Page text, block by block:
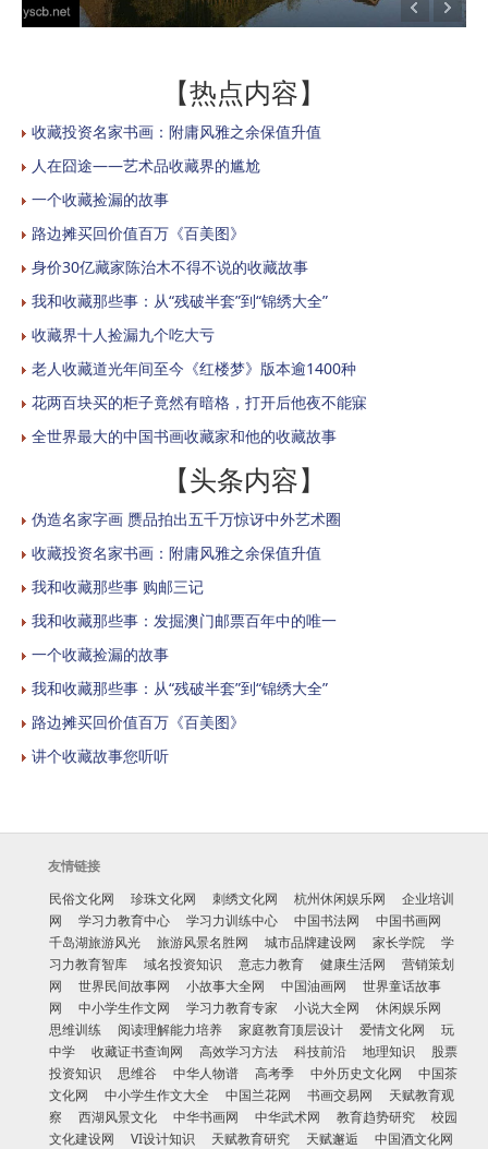
【热点内容】
收藏投资名家书画：附庸风雅之余保值升值
人在囧途——艺术品收藏界的尴尬
一个收藏捡漏的故事
路边摊买回价值百万《百美图》
身价30亿藏家陈治木不得不说的收藏故事
我和收藏那些事：从“残破半套”到“锦绣大全”
收藏界十人捡漏九个吃大亏
老人收藏道光年间至今《红楼梦》版本逾1400种
花两百块买的柜子竟然有暗格，打开后他夜不能寐
全世界最大的中国书画收藏家和他的收藏故事
【头条内容】
伪造名家字画 赝品拍出五千万惊讶中外艺术圈
收藏投资名家书画：附庸风雅之余保值升值
我和收藏那些事 购邮三记
我和收藏那些事：发掘澳门邮票百年中的唯一
一个收藏捡漏的故事
我和收藏那些事：从“残破半套”到“锦绣大全”
路边摊买回价值百万《百美图》
讲个收藏故事您听听
友情链接
民俗文化网
珍珠文化网 刺绣文化网 杭州休闲娱乐网
企业培训
网
学习力教育中心 学习力训练中心 中国书法网
中国书画网
千岛湖旅游风光
旅游风景名胜网 城市品牌建设网 家长学院
学
习力教育智库
域名投资知识 意志力教育 健康生活网
营销策划
网
世界民间故事网 小故事大全网 中国油画网
世界童话故事
网
中小学生作文网 学习力教育专家 小说大全网
休闲娱乐网
思维训练
阅读理解能力培养 家庭教育顶层设计 爱情文化网
玩
中学
收藏证书查询网 高效学习方法 科技前沿 地理知识
股票
投资知识
思维谷 中华人物谱 高考季 中外历史文化网
中国茶
文化网
中小学生作文大全 中国兰花网 书画交易网
天赋教育观
察
西湖风景文化 中华书画网 中华武术网 教育趋势研究
校园
文化建设网
VI设计知识 天赋教育研究 天赋邂逅 中国酒文化网